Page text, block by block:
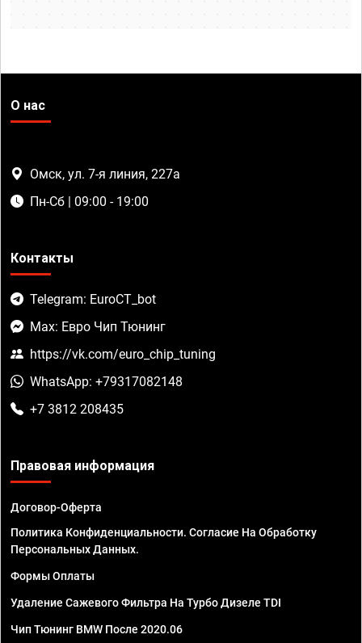
О нас
Омск, ул. 7-я линия, 227а
Пн-Сб | 09:00 - 19:00
Контакты
Telegram: EuroCT_bot
Max: Евро Чип Тюнинг
https://vk.com/euro_chip_tuning
WhatsApp: +79317082148
+7 3812 208435
Правовая информация
Договор-Оферта
Политика Конфиденциальности. Согласие На Обработку
Персональных Данных.
Формы Оплаты
Удаление Сажевого Фильтра На Турбо Дизеле TDI
Чип Тюнинг BMW После 2020.06